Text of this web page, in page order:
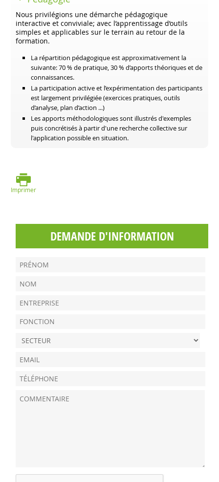
Nous privilégions une démarche pédagogique
interactive et conviviale; avec l’apprentissage d’outils
simples et applicables sur le terrain au retour de la
formation.
La répartition pédagogique est approximativement la
suivante: 70 % de pratique, 30 % d’apports théoriques et de
connaissances.
La participation active et l’expérimentation des participants
est largement privilégiée (exercices pratiques, outils
d’analyse, plan d’action ...)
Les apports méthodologiques sont illustrés d'exemples
puis concrétisés à partir d'une recherche collective sur
l'application possible en situation.
Imprimer
DEMANDE D'INFORMATION